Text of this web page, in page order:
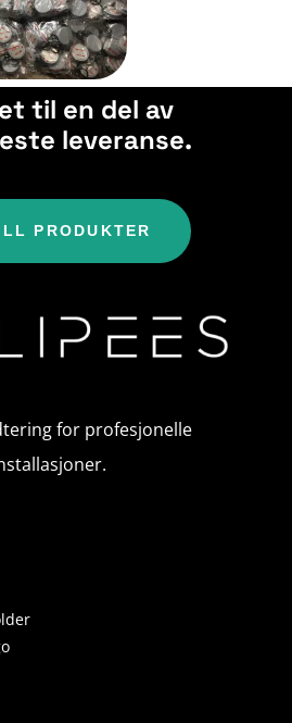
til en del av
leveranse.
PRODUKTER
for profesjonelle